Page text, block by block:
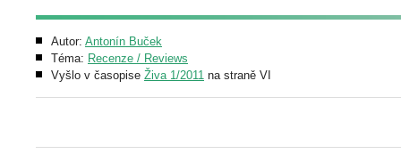
Autor: Antonín Buček
Téma: Recenze / Reviews
Vyšlo v časopise Živa 1/2011 na straně VI